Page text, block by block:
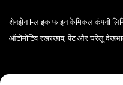
शेनझ़ेन i-लाइक फाइन केमिकल कंपनी
ऑटोमोटिव रखरखाव, पेंट और घरेलू देखभाल